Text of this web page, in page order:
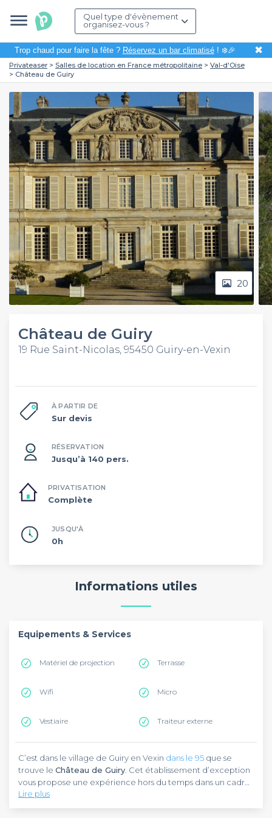
Quel type d'évènement
organisez-vous ?
Trop chaud pour faire la fête ? Réservez un bar climatisé! ❄️🎉 ✖
Privateaser Salles de location en France métropolitaine
Val-d'Oise
Château de Guiry
20
Château de Guiry
19 Rue Saint-Nicolas, 95450 Guiry-en-Vexin
À PARTIR DE
Sur devis
RÉSERVATION
Jusqu’à 140 pers.
PRIVATISATION
Complète
JUSQU'À
0h
Informations utiles
Equipements & Services
Matériel de projection Terrasse
Wifi Micro
Vestiaire Traiteur externe
C’est dans le village de Guiry en Vexin dans le 95 que se
trouve le Château de Guiry . Cet établissement d’exception
vous propose une expérience hors du temps dans un cadre
inhabituel en pleine campagne. Vous pourrez y organiser
tous vosévénements professionnelscomme par exemple
Plongez vous dans une atmosphère atypique avecce
Lire plus